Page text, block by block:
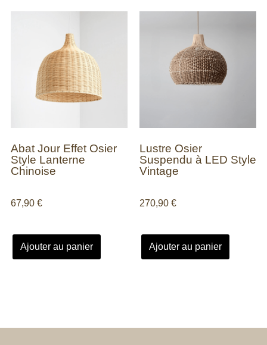
Abat Jour Effet Osier
Style Lanterne
Chinoise
67,90 €
Ajouter au panier
Lustre Osier
Suspendu à LED Style
Vintage
270,90 €
Ajouter au panier